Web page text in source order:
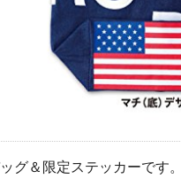
グ＆限定ステッカーです